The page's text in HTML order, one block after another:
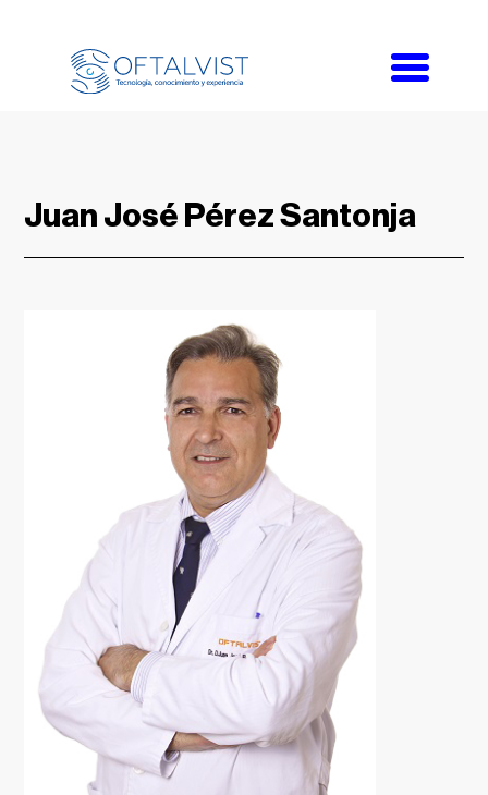
Toggle
Juan José Pérez Santonja